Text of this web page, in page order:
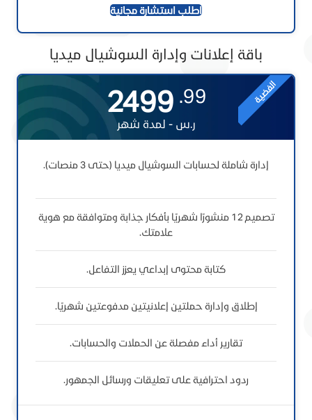
اطلب استشارة مجانية
باقة إعلانات وإدارة السوشيال ميديا
الفضية 99.
2499
ر.س - لمدة شهر
إدارة شاملة لحسابات السوشيال ميديا (حتى 3 منصات).
تصميم 12 منشورًا شهريًا بأفكار جذابة ومتوافقة مع هوية
علامتك.
كتابة محتوى إبداعي يعزز التفاعل.
إطلاق وإدارة حملتين إعلانيتين مدفوعتين شهريًا.
تقارير أداء مفصلة عن الحملات والحسابات.
ردود احترافية على تعليقات ورسائل الجمهور.